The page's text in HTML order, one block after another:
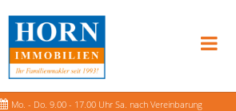
Mo. - Do. 9.00 - 17.00 Uhr Sa. nach Vereinbarung